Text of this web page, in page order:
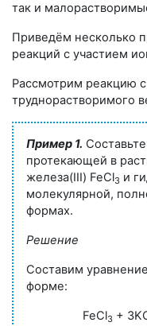
так и
Приведём несколько
реакций с участием
Рассмотрим реакцию
труднорастворимого
Пример 1.
протекающей в
железа(III) FeCl3 и
молекулярной,
формах.
Решение
Составим
форме:
FeCl3 +